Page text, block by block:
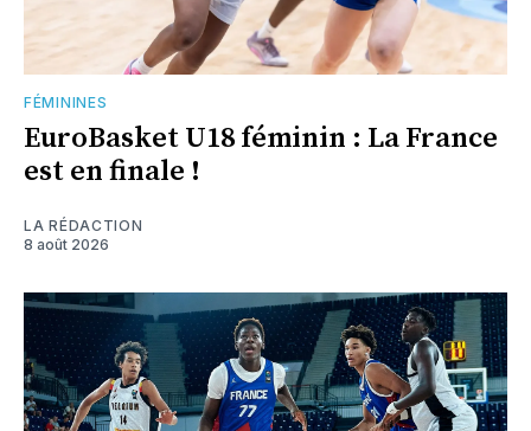
FÉMININES
EuroBasket U18 féminin : La France
est en finale !
LA RÉDACTION
8 août 2026